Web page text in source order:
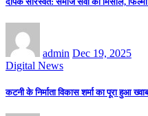
admin Dec 19, 2025
Digital News
कटनी के निर्माता विकास शर्मा का पूरा हुआ